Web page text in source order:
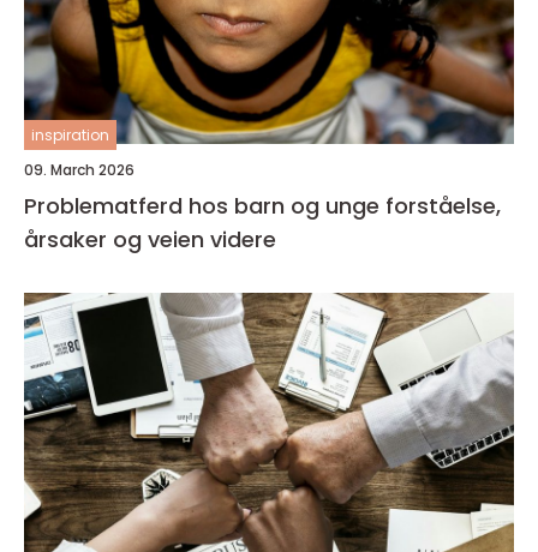
inspiration
09. March 2026
Problematferd hos barn og unge forståelse,
årsaker og veien videre